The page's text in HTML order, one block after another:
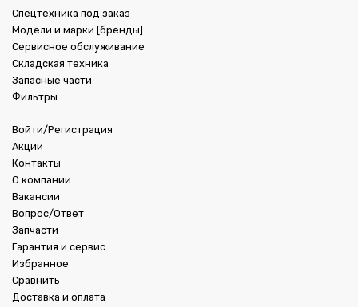
Спецтехника под заказ
Модели и марки [бренды]
Сервисное обслуживание
Складская техника
Запасные части
Фильтры
Войти/Регистрация
Акции
Контакты
О компании
Вакансии
Вопрос/Ответ
Запчасти
Гарантия и сервис
Избранное
Сравнить
Доставка и оплата